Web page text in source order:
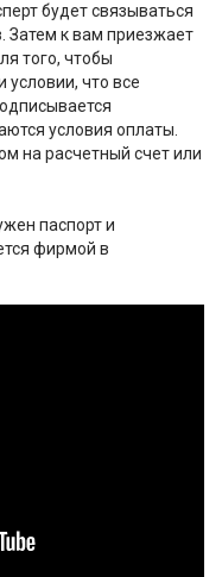
будет связываться
Затем к вам приезжает
того, чтобы
условии, что все
условия оплаты.
на расчетный счет или
паспорт и
фирмой в